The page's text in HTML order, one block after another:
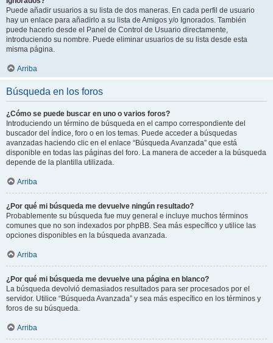
Puede añadir usuarios a su lista de dos maneras. En cada perfil de usuario
hay un enlace para añadirlo a su lista de Amigos y/o Ignorados. También
puede hacerlo desde el Panel de Control de Usuario directamente,
introduciendo su nombre. Puede eliminar usuarios de su lista desde esta
misma página.
Arriba
Búsqueda en los foros
¿Cómo se puede buscar en uno o varios foros?
Introduciendo un término de búsqueda en el campo correspondiente del
buscador del índice, foro o en los temas. Puede acceder a búsquedas
avanzadas haciendo clic en el enlace “Búsqueda Avanzada” que está
disponible en todas las páginas del foro. La manera de acceder a la búsqueda
depende de la plantilla utilizada.
Arriba
¿Por qué mi búsqueda me devuelve ningún resultado?
Probablemente su búsqueda fue muy general e incluye muchos términos
comunes que no son indexados por phpBB. Sea más específico y utilice las
opciones disponibles en la búsqueda avanzada.
Arriba
¿Por qué mi búsqueda me devuelve una página en blanco?
La búsqueda devolvió demasiados resultados para ser procesados por el
servidor. Utilice “Búsqueda Avanzada” y sea más específico en los términos y
foros de su búsqueda.
Arriba